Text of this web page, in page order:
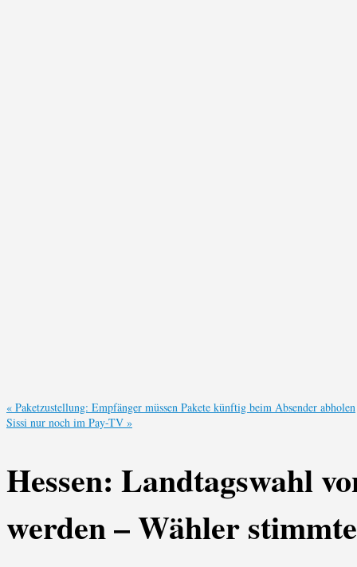
« Paketzustellung: Empfänger müssen Pakete künftig beim Absender abholen
Sissi nur noch im Pay-TV »
Hessen: Landtagswahl
werden – Wähler